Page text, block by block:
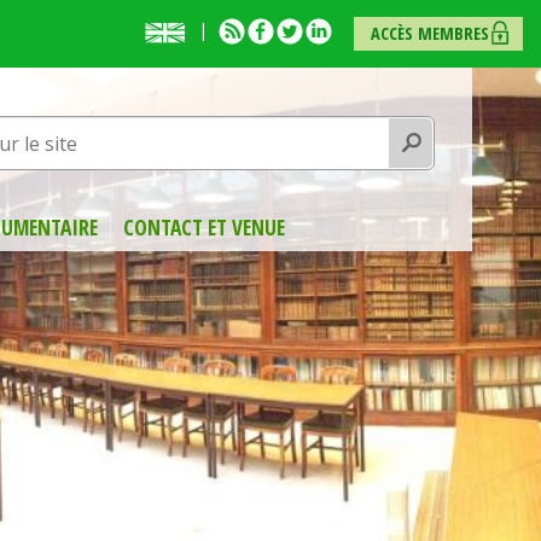
English
presentation
RSSFacebook
TwitterLinkedinACCÈS MEMBRES
Rechercher
CONTACT ET VENUE